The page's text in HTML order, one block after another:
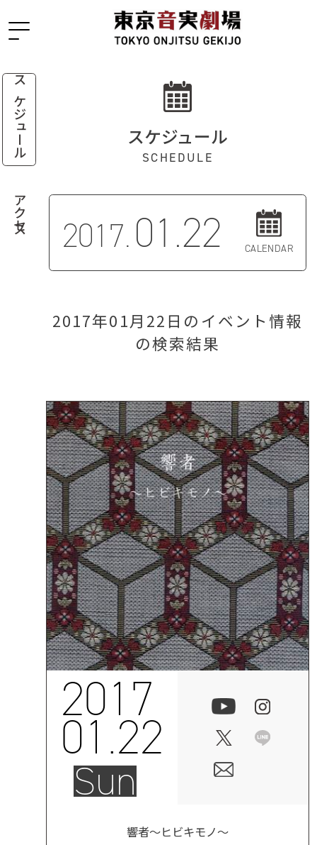
スケジュール
アクセス
スケジュール
SCHEDULE
2017.01.22 CALENDAR
2017年01月22日のイベント情報
の検索結果
2017
01.22
Sun
響者～ヒビキモノ～